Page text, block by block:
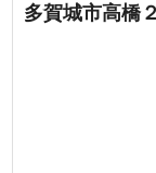
多賀城市高橋